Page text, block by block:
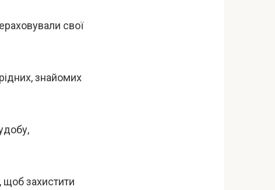
свої
знайомих
щоб захистити